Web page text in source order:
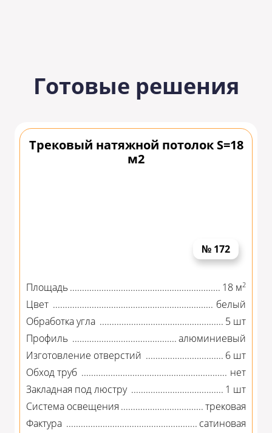
Готовые решения
Трековый натяжной потолок S=18
м2
№ 172
Площадь 18 м2
Цвет
белый
Обработка угла
5 шт
Профиль
алюминиевый
Изготовление отверстий
6 шт
Обход труб
нет
Закладная под люстру
1 шт
Система освещения
трековая
Фактура
сатиновая